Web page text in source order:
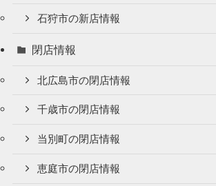
石狩市の新店情報
閉店情報
北広島市の閉店情報
千歳市の閉店情報
当別町の閉店情報
恵庭市の閉店情報